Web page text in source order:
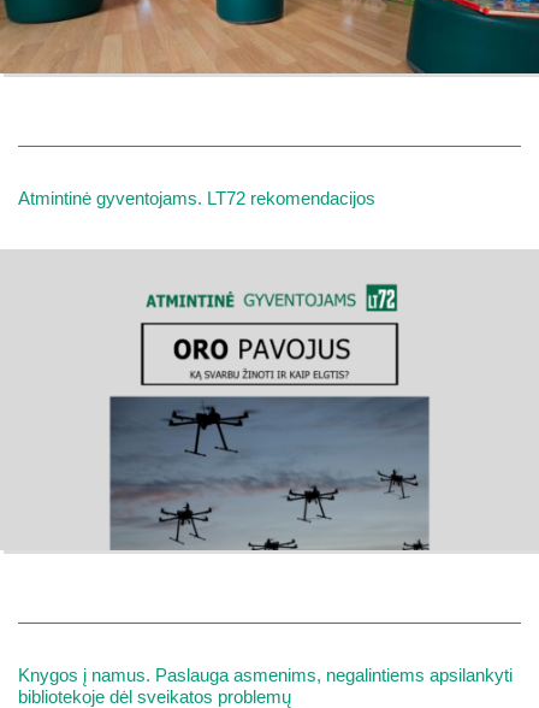
Atmintinė gyventojams. LT72 rekomendacijos
Knygos į namus. Paslauga asmenims, negalintiems apsilankyti
bibliotekoje dėl sveikatos problemų